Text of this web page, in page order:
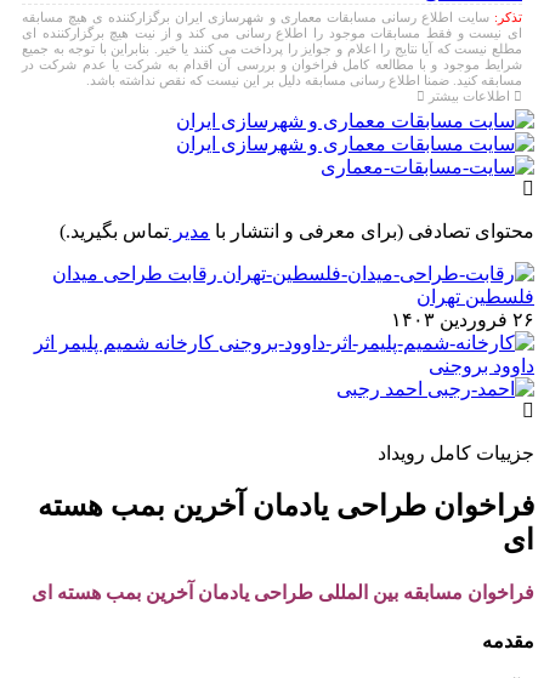
تذکر: سایت اطلاع رسانی مسابقات معماری و شهرسازی ایران برگزارکننده ی هیچ مسابقه
ای نیست و فقط مسابقات موجود را اطلاع رسانی می کند و از نیت هیچ برگزارکننده ای
مطلع نیست که آیا نتایج را اعلام و جوایز را پرداخت می کنند یا خیر. بنابراین با توجه به جمیع
شرایط موجود و با مطالعه کامل فراخوان و بررسی آن اقدام به شرکت یا عدم شرکت در
مسابقه کنید. ضمنا اطلاع رسانی مسابقه دلیل بر این نیست که نقص نداشته باشد.
اطلاعات بیشتر
محتوای تصادفی (برای معرفی و انتشار با مدیر تماس بگیرید.)
رقابت طراحی میدان
فلسطین تهران
۲۶ فروردین ۱۴۰۳
کارخانه شمیم پلیمر اثر
داوود بروجنی
احمد رجبی
جزییات کامل رویداد
فراخوان طراحی یادمان آخرین بمب هسته
ای
فراخوان مسابقه بین المللی طراحی یادمان آخرین بمب هسته ای
مقدمه